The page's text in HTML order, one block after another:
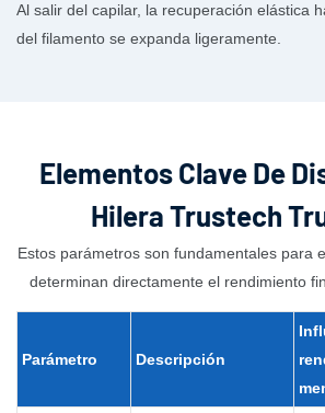
Al salir del capilar, la recuperación elástica
del filamento se expanda ligeramente.
Elementos Clave De
Hilera Trustech
Estos parámetros son fundamentales para
determinan directamente el rendimiento
Parámetro Descripción